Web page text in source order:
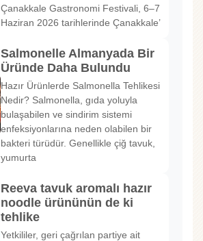
Çanakkale Gastronomi Festivali, 6–7
Haziran 2026 tarihlerinde Çanakkale’
Salmonelle Almanyada Bir
Üründe Daha Bulundu
Hazır Ürünlerde Salmonella Tehlikesi
Nedir? Salmonella, gıda yoluyla
bulaşabilen ve sindirim sistemi
enfeksiyonlarına neden olabilen bir
bakteri türüdür. Genellikle çiğ tavuk,
yumurta
Reeva tavuk aromalı hazır
noodle ürününün de ki
tehlike
Yetkililer, geri çağrılan partiye ait